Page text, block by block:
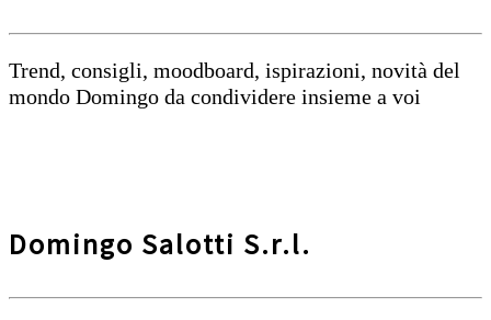
Trend, consigli, moodboard, ispirazioni, novità del
mondo Domingo da condividere insieme a voi
Domingo Salotti S.r.l.